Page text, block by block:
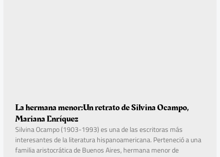
La hermana menor:Un retrato de Silvina Ocampo,
Mariana Enríquez
Silvina Ocampo (1903-1993) es una de las escritoras más
interesantes de la literatura hispanoamericana. Perteneció a una
familia aristocrática de Buenos Aires, hermana menor de